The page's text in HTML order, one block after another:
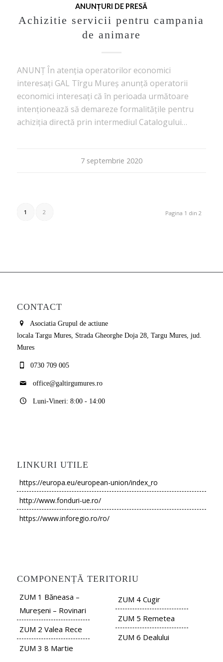
ANUNȚURI DE PRESĂ
Achizitie servicii pentru campania
de animare
ANUNŢ În atenţia operatorilor economici
interesaţi GAL Tîrgu Mureş anunţă operatorii
economici interesaţi că în perioada următoare
intenţionează să demareze formalităţile pentru
achiziţia directă prin intermediul Catalogului…
7 septembrie 2020
Pagina 1 din 2
1 2
CONTACT
Asociatia Grupul de actiune
locala Targu Mures, Strada Gheorghe Doja 28, Targu Mures, jud.
Mures
0730 709 005
office@galtirgumures.ro
Luni-Vineri: 8:00 - 14:00
LINKURI UTILE
https://europa.eu/european-union/index_ro
http://www.fonduri-ue.ro/
https://www.inforegio.ro/ro/
COMPONENȚĂ TERITORIU
ZUM 1 Băneasa –
Mureșeni – Rovinari
ZUM 2 Valea Rece
ZUM 3 8 Martie
ZUM 4 Cugir
ZUM 5 Remetea
ZUM 6 Dealului